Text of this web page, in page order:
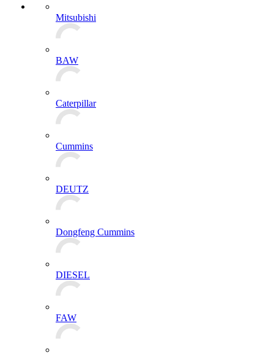
Mitsubishi
BAW
Caterpillar
Cummins
DEUTZ
Dongfeng Cummins
DIESEL
FAW